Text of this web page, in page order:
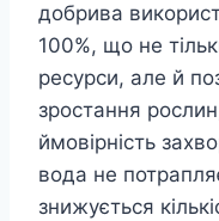
добрива
100%, що не
ресурси, але й
зростання
ймовірність
вода не
знижується